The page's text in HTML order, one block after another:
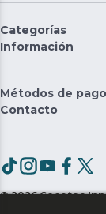
Categorías
Información
Métodos de pago
Contacto
©2026 Cecotec